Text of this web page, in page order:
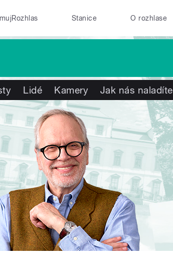
mujRozhlas Stanice O rozhlase
Lidé Kamery Jak nás naladíte